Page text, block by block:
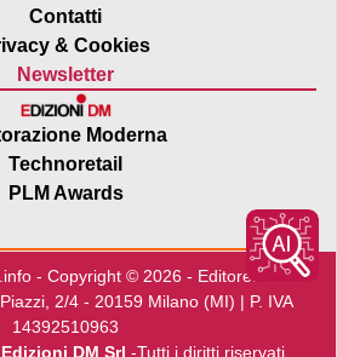
Contatti
& Cookies
Newsletter
Moderna
Technoretail
PLM Awards
- Copyright © 2026 - Editore:Edra
2/4 - 20159 Milano (MI) | P. IVA
14392510963
Edizioni DM Srl -Tutti i diritti riservati